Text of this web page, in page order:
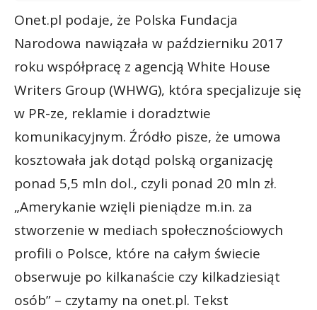
Onet.pl podaje, że Polska Fundacja
Narodowa nawiązała w październiku 2017
roku współpracę z agencją White House
Writers Group (WHWG), która specjalizuje się
w PR-ze, reklamie i doradztwie
komunikacyjnym. Źródło pisze, że umowa
kosztowała jak dotąd polską organizację
ponad 5,5 mln dol., czyli ponad 20 mln zł.
„Amerykanie wzięli pieniądze m.in. za
stworzenie w mediach społecznościowych
profili o Polsce, które na całym świecie
obserwuje po kilkanaście czy kilkadziesiąt
osób” – czytamy na onet.pl. Tekst